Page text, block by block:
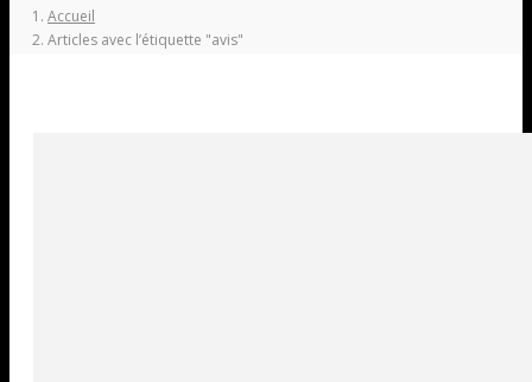
Accueil
Articles avec l’étiquette "avis"